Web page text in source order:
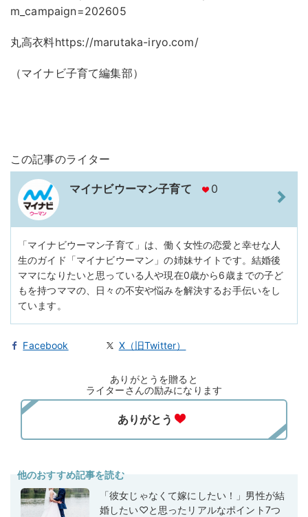
m_campaign=202605
丸高衣料https://marutaka-iryo.com/
（マイナビ子育て編集部）
この記事のライター
マイナビウーマン子育て 0
「マイナビウーマン子育て」は、働く女性の恋愛と幸せな人
生のガイド「マイナビウーマン」の姉妹サイトです。結婚後
ママになりたいと思っている人や現在0歳から6歳までの子ど
もを持つママの、日々の不安や悩みを解決するお手伝いをし
ています。
Facebook X（旧Twitter）
ありがとうを贈ると
ライターさんの励みになります
他のおすすめ記事を読む
「彼女じゃなくて嫁にしたい！」男性が結
婚したい♡と思ったリアルなポイント7つ